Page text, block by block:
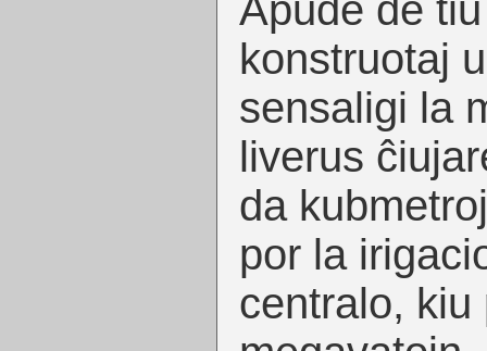
Apude de
konstruotaj
sensaligi la
liverus
da
por la
centralo, kiu